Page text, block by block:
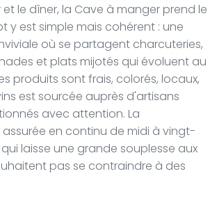
et le dîner, la Cave à manger prend le
y est simple mais cohérent : une
où se partagent charcuteries,
et plats mijotés qui évoluent au
produits sont frais, colorés, locaux,
est sourcée auprès d'artisans
avec attention. La
en continu de midi à vingt-
laisse une grande souplesse aux
pas se contraindre à des